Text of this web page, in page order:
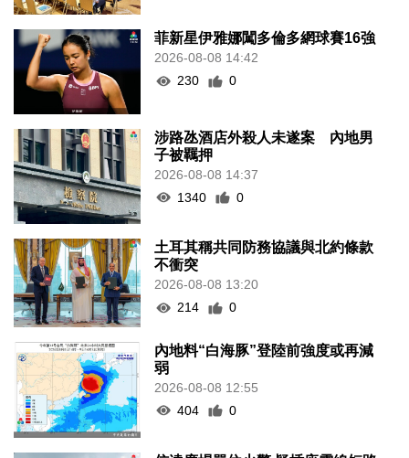
菲新星伊雅娜闖多倫多網球賽16強
2026-08-08 14:42
230
0
涉路氹酒店外殺人未遂案 內地男
子被羈押
2026-08-08 14:37
1340
0
土耳其稱共同防務協議與北約條款
不衝突
2026-08-08 13:20
214
0
內地料“白海豚”登陸前強度或再減
弱
2026-08-08 12:55
404
0